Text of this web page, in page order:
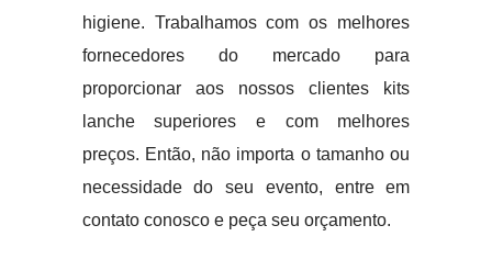
higiene. Trabalhamos com os melhores
fornecedores do mercado para
proporcionar aos nossos clientes kits
lanche superiores e com melhores
preços. Então, não importa o tamanho ou
necessidade do seu evento, entre em
contato conosco e peça seu orçamento.